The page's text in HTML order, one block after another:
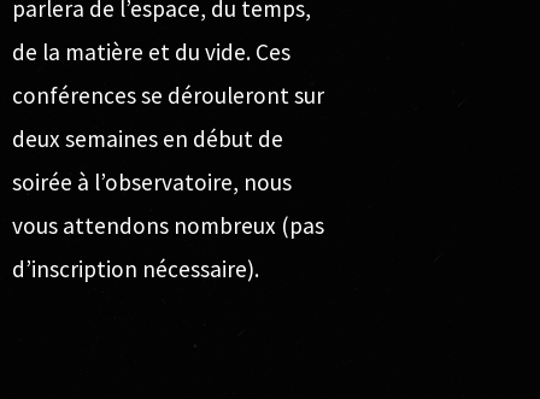
parlera de l’espace, du temps,
de la matière et du vide. Ces
conférences se dérouleront sur
deux semaines en début de
soirée à l’observatoire, nous
vous attendons nombreux (pas
d’inscription nécessaire).